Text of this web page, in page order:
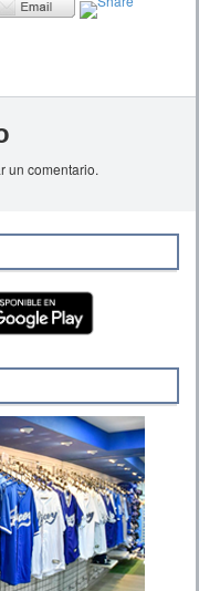
un comentario.